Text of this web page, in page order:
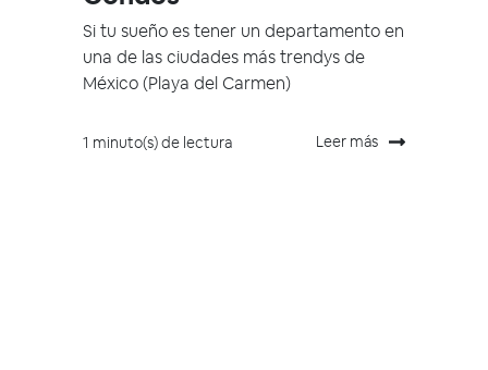
Si tu sueño es tener un departamento en
una de las ciudades más trendys de
México (Playa del Carmen)
1 minuto(s) de lectura Leer más